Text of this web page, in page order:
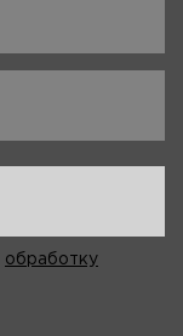
обработку